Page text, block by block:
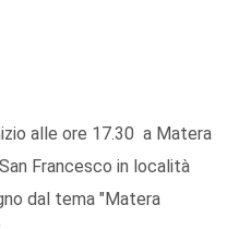
alle ore 17.30 a Matera
Francesco in località
dal tema "Matera